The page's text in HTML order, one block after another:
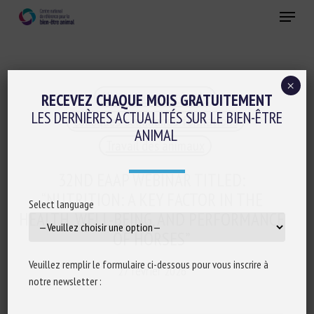
Menu
Alimentation animale
Colloques-séminaires-formations
Travail des animaux
32ND EAAP WEBINAR TITLED:
“NUTRITION: A KEY FACTOR IN THE
HEALTH, WELL-BEING, AND PERFORMANCE
OF HORSES”
27 février 2026
RECEVEZ CHAQUE MOIS GRATUITEMENT
LES DERNIÈRES ACTUALITÉS SUR LE BIEN-ÊTRE
ANIMAL
Select language
Veuillez remplir le formulaire ci-dessous pour vous inscrire à
notre newsletter :
×